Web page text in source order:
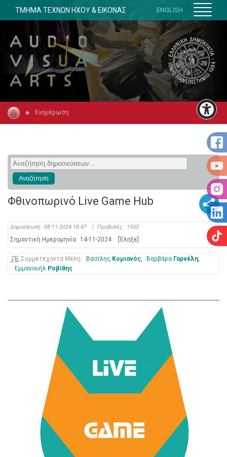
ΤΜΗΜΑ ΤΕΧΝΩΝ ΗΧΟΥ & ΕΙΚΟΝΑΣ ENGLISH
Ενημέρωση
Φθινοπωρινό Live Game Hub
Δημοσίευση: 08-11-2024 18:47 | Προβολές: 1503
Σημαντική Ημερομηνία: 14-11-2024 [Έληξε]
Συμμετέχοντα Μέλη Βασίλης Κομιανός Βαρβάρα Γαρνέλη
Εμμανουήλ Ροβίθης